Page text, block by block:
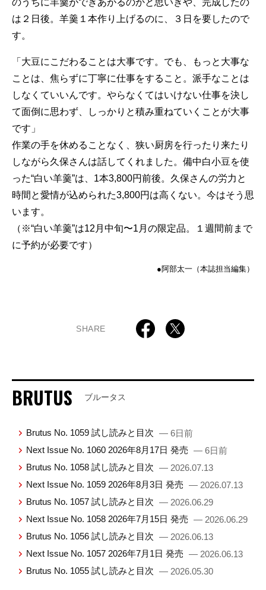
のうちに羊羹ができあがるのかと思いきや、完成したの
は２日後。羊羹１本作り上げるのに、３日を要したので
す。
「大豆にこだわることは大事です。でも、もっと大事な
ことは、焦らずに丁寧に仕事をすること。派手なことは
しなくていいんです。やらなくてはいけない仕事を決し
て面倒に思わず、しっかりと積み重ねていくことが大事
です」
作業の手を休めることなく、狭い厨房を行ったり来たり
しながら久保さんは話してくれました。備中白小豆を使
った“白い羊羹”は、1本3,800円前後。久保さんの労力と
時間と愛情が込められた3,800円は高くない。今はそう思
います。
（※“白い羊羹”は12月中旬〜1月の限定品。１週間前まで
に予約が必要です）
●阿部太一（本誌担当編集）
SHARE
BRUTUS ブルータス
Brutus No. 1059 試し読みと目次 — 6日前
Next Issue No. 1060 2026年8月17日 発売 — 6日前
Brutus No. 1058 試し読みと目次 — 2026.07.13
Next Issue No. 1059 2026年8月3日 発売 — 2026.07.13
Brutus No. 1057 試し読みと目次 — 2026.06.29
Next Issue No. 1058 2026年7月15日 発売 — 2026.06.29
Brutus No. 1056 試し読みと目次 — 2026.06.13
Next Issue No. 1057 2026年7月1日 発売 — 2026.06.13
Brutus No. 1055 試し読みと目次 — 2026.05.30